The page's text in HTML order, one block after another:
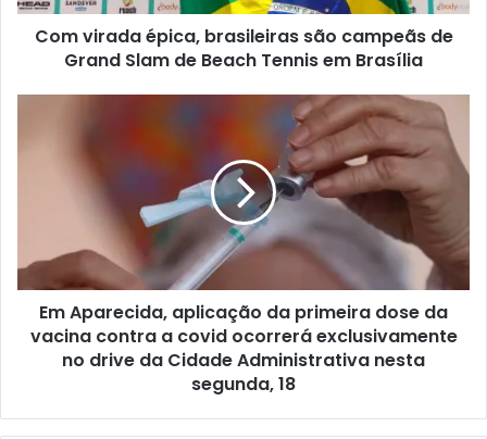
Com virada épica, brasileiras são campeãs de
Grand Slam de Beach Tennis em Brasília
Em Aparecida, aplicação da primeira dose da
vacina contra a covid ocorrerá exclusivamente
no drive da Cidade Administrativa nesta
segunda, 18